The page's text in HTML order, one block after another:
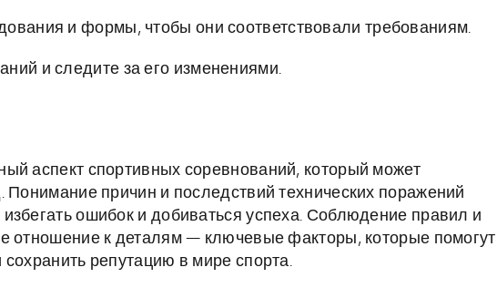
и формы, чтобы они соответствовали требованиям.
и следите за его изменениями.
аспект спортивных соревнований, который может
Понимание причин и последствий технических поражений
ошибок и добиваться успеха. Соблюдение правил и
отношение к деталям — ключевые факторы, которые помогут
репутацию в мире спорта.